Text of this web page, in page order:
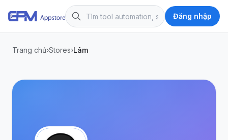
Đăng nhập
Trang chủ›Stores›Lâm